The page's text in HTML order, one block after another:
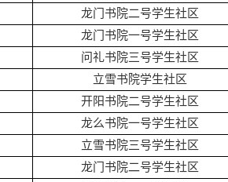
龙门书院二号学生社区
龙门书院一号学生社区
问礼书院三号学生社区
立雪书院学生社区
开阳书院二号学生社区
龙么书院一号学生社区
立雪书院三号学生社区
龙门书院二号学生社区